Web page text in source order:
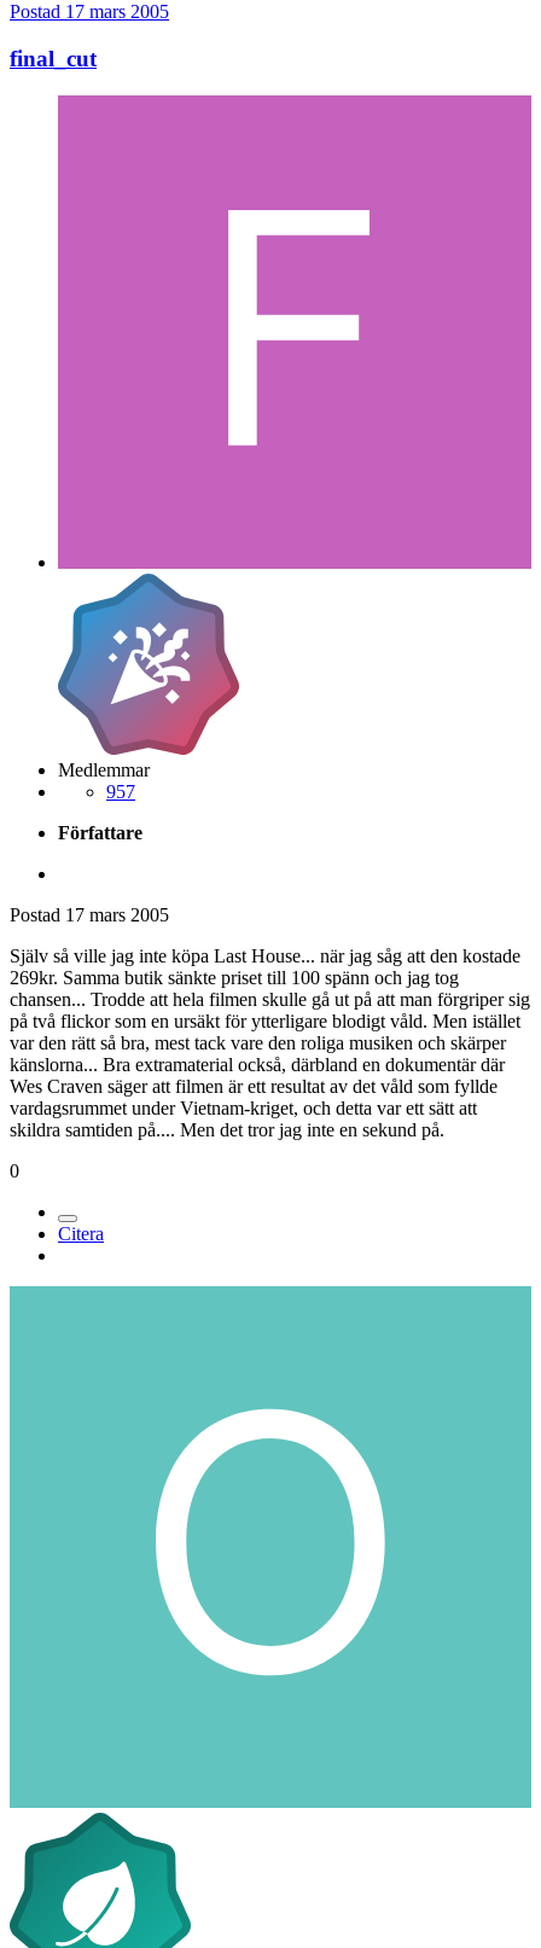
Postad 17 mars 2005
final_cut
Medlemmar
957
Författare
Postad 17 mars 2005
Själv så ville jag inte köpa Last House... när jag såg att den kostade
269kr. Samma butik sänkte priset till 100 spänn och jag tog
chansen... Trodde att hela filmen skulle gå ut på att man förgriper sig
på två flickor som en ursäkt för ytterligare blodigt våld. Men istället
var den rätt så bra, mest tack vare den roliga musiken och skärper
känslorna... Bra extramaterial också, därbland en dokumentär där
Wes Craven säger att filmen är ett resultat av det våld som fyllde
vardagsrummet under Vietnam-kriget, och detta var ett sätt att
skildra samtiden på.... Men det tror jag inte en sekund på.
0
Citera